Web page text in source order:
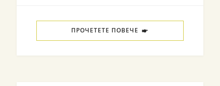
ПРОЧЕТЕТЕ ПОВЕЧЕ